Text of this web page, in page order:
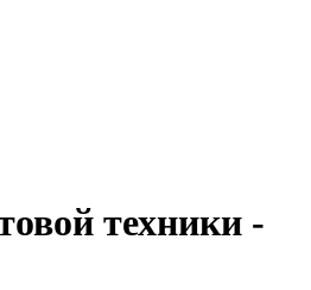
техники -